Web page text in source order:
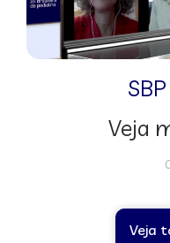
Veja
Veja